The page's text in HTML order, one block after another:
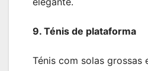
9. Ténis de plataforma
Ténis com solas